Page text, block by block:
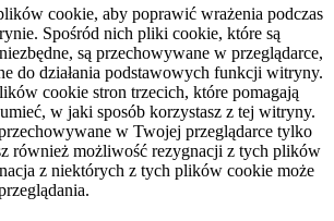
cookie, aby poprawić wrażenia podczas
Spośród nich pliki cookie, które są
są przechowywane w przeglądarce,
do działania podstawowych funkcji witryny.
cookie stron trzecich, które pomagają
w jaki sposób korzystasz z tej witryny.
w Twojej przeglądarce tylko
również możliwość rezygnacji z tych plików
z niektórych z tych plików cookie może